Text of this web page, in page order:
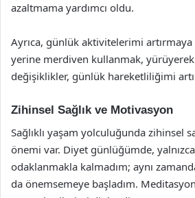
azaltmama yardımcı oldu.
Ayrıca, günlük aktivitelerimi artırmaya
yerine merdiven kullanmak,
değişiklikler, günlük hareketliliğimi
Zihinsel Sağlık ve Motivasyon
Sağlıklı yaşam yolculuğunda zihinsel
önemi var. Diyet günlüğümde,
odaklanmakla kalmadım; aynı
da önemsemeye başladım.